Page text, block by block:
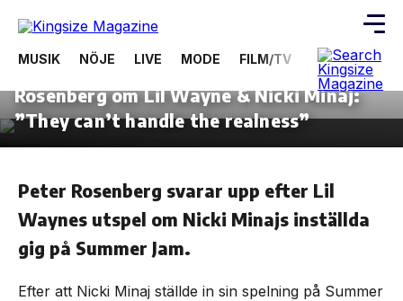
Skip
the
MUSIK NÖJE LIVE MODE FILM/TV VIDEOS
20 juni, 2012
Rosenberg om Lil Wayne & Nicki Minaj:
”They can’t handle the realness”
Peter Rosenberg svarar upp efter Lil
Waynes utspel om Nicki Minajs inställda
gig på Summer Jam.
Efter att Nicki Minaj ställde in sin spelning på Summer